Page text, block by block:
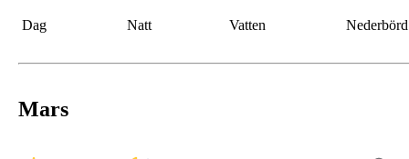
Dag Natt Vatten Nederbörd
Mars